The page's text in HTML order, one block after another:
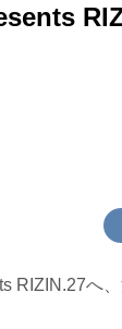
RIZIN.27へ